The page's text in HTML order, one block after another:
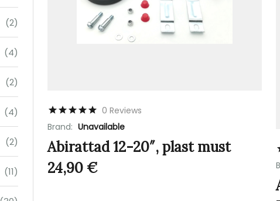
(2)
(4)
(2)
(4)
(2)
(11)
0 Reviews
Brand: Unavailable
Abirattad 12-20″, plast must
24,90€